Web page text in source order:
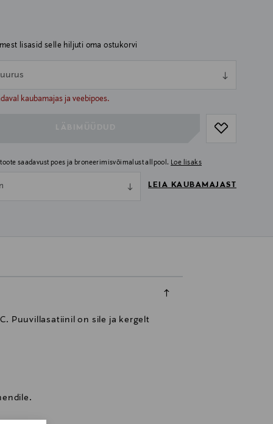
lisasid selle hiljuti oma ostukorvi
kaubamajas ja veebipoes.
saadavust poes ja broneerimisvõimalust allpool. Loe lisaks
LEIA KAUBAMAJAST
Puuvillasatiinil on sile ja kergelt